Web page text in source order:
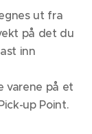
ut fra
på det du
inn
varene på et
up Point.